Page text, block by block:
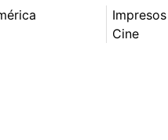
Impresos
Cine